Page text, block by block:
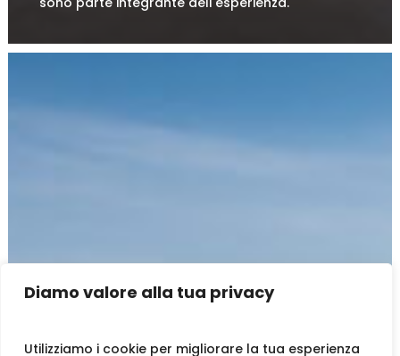
Diamo valore alla tua privacy
Utilizziamo i cookie per migliorare la tua esperienza